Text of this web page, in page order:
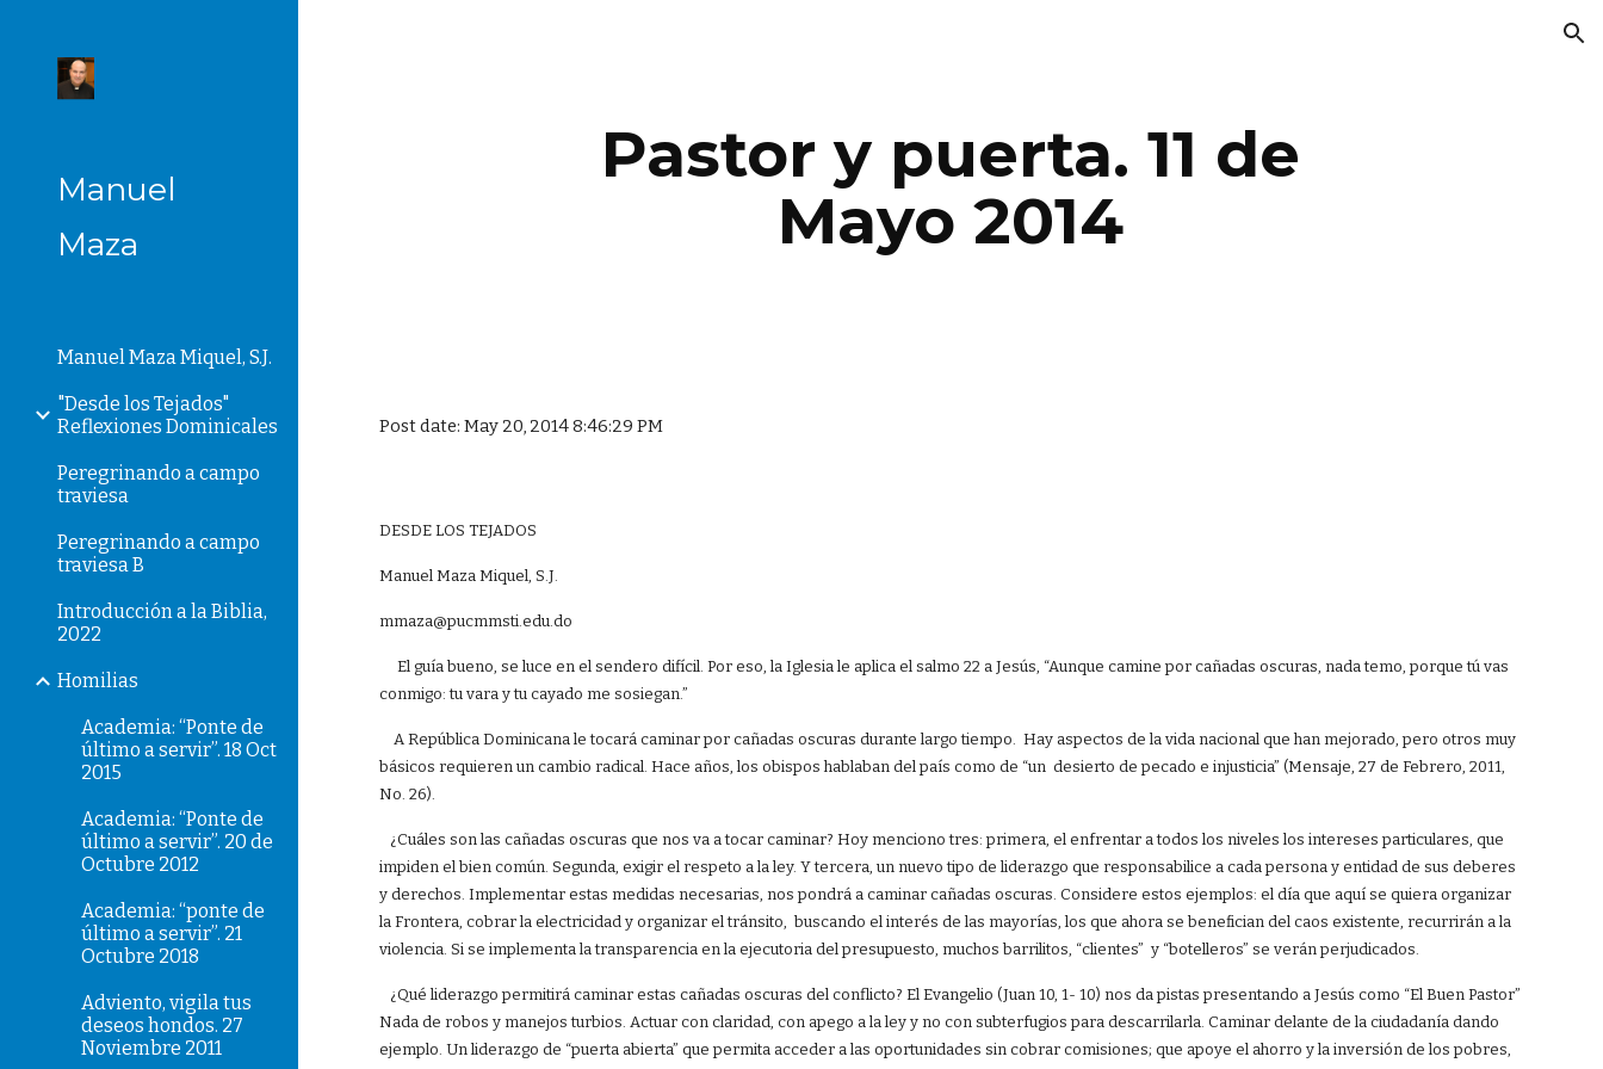
Manuel
Maza
Manuel Maza Miquel, S.J.
"Desde los Tejados"
Reflexiones Dominicales
Peregrinando a campo
traviesa
Peregrinando a campo
traviesa B
Introducción a la Biblia,
2022
Homilias
Academia: “Ponte de
último a servir”. 18 Oct
2015
Academia: “Ponte de
último a servir”. 20 de
Octubre 2012
Academia: “ponte de
último a servir”. 21
Octubre 2018
Adviento, vigila tus
deseos hondos. 27
Noviembre 2011
Pastor y puerta. 11 de
Mayo 2014
Post date: May 20, 2014 8:46:29 PM
DESDE LOS TEJADOS
Manuel Maza Miquel, S.J.
mmaza@pucmmsti.edu.do
El guía bueno, se luce en el sendero difícil. Por eso, la Iglesia le aplica el salmo 22 a Jesús, “Aunque camine por cañadas oscuras, nada temo, porque tú vas
conmigo: tu vara y tu cayado me sosiegan.”
A República Dominicana le tocará caminar por cañadas oscuras durante largo tiempo. Hay aspectos de la vida nacional que han mejorado, pero otros muy
básicos requieren un cambio radical. Hace años, los obispos hablaban del país como de “un desierto de pecado e injusticia” (Mensaje, 27 de Febrero, 2011,
No. 26).
¿Cuáles son las cañadas oscuras que nos va a tocar caminar? Hoy menciono tres: primera, el enfrentar a todos los niveles los intereses particulares, que
impiden el bien común. Segunda, exigir el respeto a la ley. Y tercera, un nuevo tipo de liderazgo que responsabilice a cada persona y entidad de sus deberes
y derechos. Implementar estas medidas necesarias, nos pondrá a caminar cañadas oscuras. Considere estos ejemplos: el día que aquí se quiera organizar
la Frontera, cobrar la electricidad y organizar el tránsito, buscando el interés de las mayorías, los que ahora se benefician del caos existente, recurrirán a la
violencia. Si se implementa la transparencia en la ejecutoria del presupuesto, muchos barrilitos, “clientes” y “botelleros” se verán perjudicados.
¿Qué liderazgo permitirá caminar estas cañadas oscuras del conflicto? El Evangelio (Juan 10, 1- 10) nos da pistas presentando a Jesús como “El Buen Pastor”
Nada de robos y manejos turbios. Actuar con claridad, con apego a la ley y no con subterfugios para descarrilarla. Caminar delante de la ciudadanía dando
ejemplo. Un liderazgo de “puerta abierta” que permita acceder a las oportunidades sin cobrar comisiones; que apoye el ahorro y la inversión de los pobres,